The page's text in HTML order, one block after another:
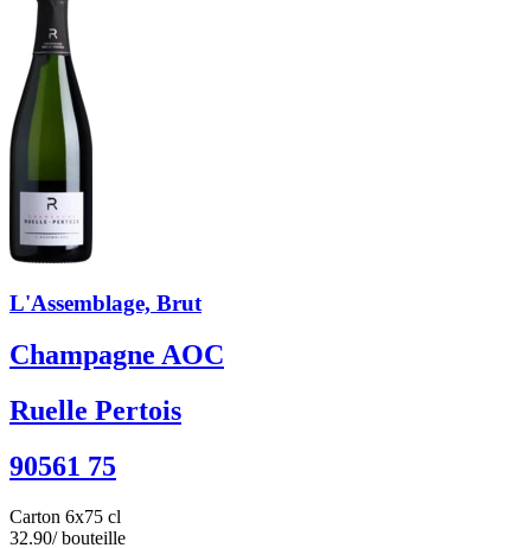
L'Assemblage, Brut
Champagne AOC
Ruelle Pertois
90561 75
Carton 6x75 cl
32.90/ bouteille